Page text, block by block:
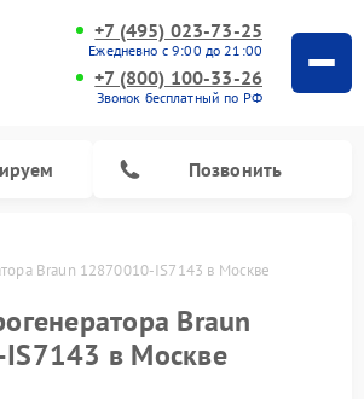
+7 (495) 023-73-25
Ежедневно с 9:00 до 21:00
+7 (800) 100-33-26
Звонок бесплатный по РФ
Позвонить
Braun 12870010-IS7143 в Москве
Braun
в Москве